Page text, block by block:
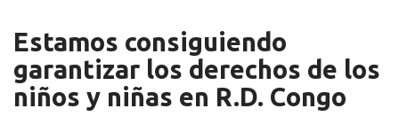
Estamos consiguiendo
garantizar los derechos de los
niños y niñas en R.D. Congo